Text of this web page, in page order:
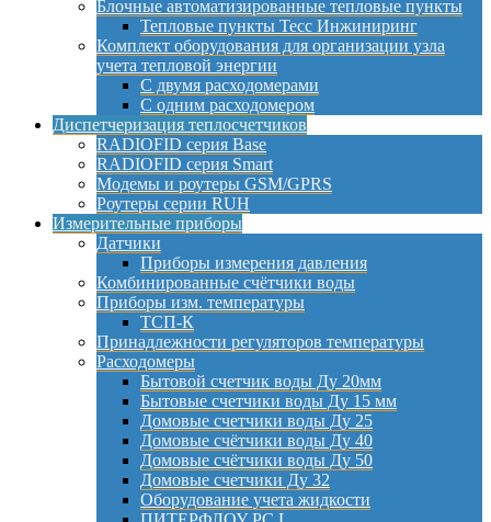
Блочные автоматизированные тепловые пункты
Тепловые пункты Тесс Инжиниринг
Комплект оборудования для организации узла
учета тепловой энергии
С двумя расходомерами
С одним расходомером
Диспетчеризация теплосчетчиков
RADIOFID серия Base
RADIOFID серия Smart
Модемы и роутеры GSM/GPRS
Роутеры серии RUH
Измерительные приборы
Датчики
Приборы измерения давления
Комбинированные счётчики воды
Приборы изм. температуры
ТСП-К
Принадлежности регуляторов температуры
Расходомеры
Бытовой счетчик воды Ду 20мм
Бытовые счетчики воды Ду 15 мм
Домовые счетчики воды Ду 25
Домовые счётчики воды Ду 40
Домовые счётчики воды Ду 50
Домовые счетчики Ду 32
Оборудование учета жидкости